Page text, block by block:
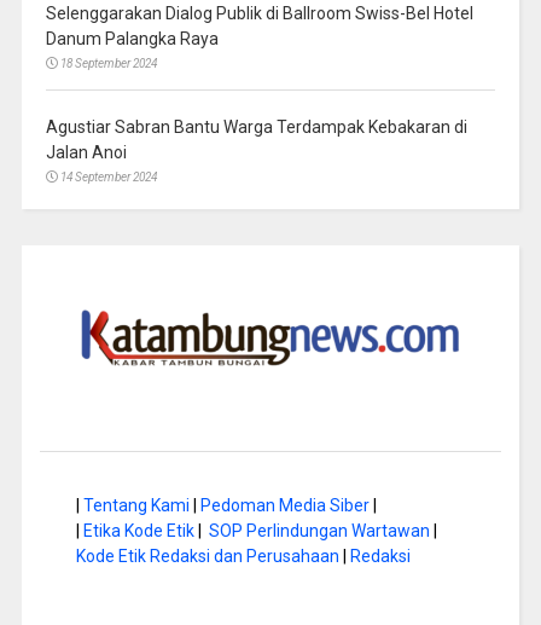
Selenggarakan Dialog Publik di Ballroom Swiss-Bel Hotel
Danum Palangka Raya
18 September 2024
Agustiar Sabran Bantu Warga Terdampak Kebakaran di
Jalan Anoi
14 September 2024
Tentang Kami Pedoman Media Siber|
Etika Kode Etik| SOP Perlindungan Wartawan
Kode Etik Redaksi dan Perusahaan
Redaksi